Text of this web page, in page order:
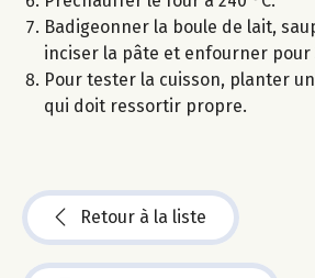
Badigeonner la boule de lait,
inciser la pâte et enfourner pour
Pour tester la cuisson, planter
qui doit ressortir propre.
Retour à la liste